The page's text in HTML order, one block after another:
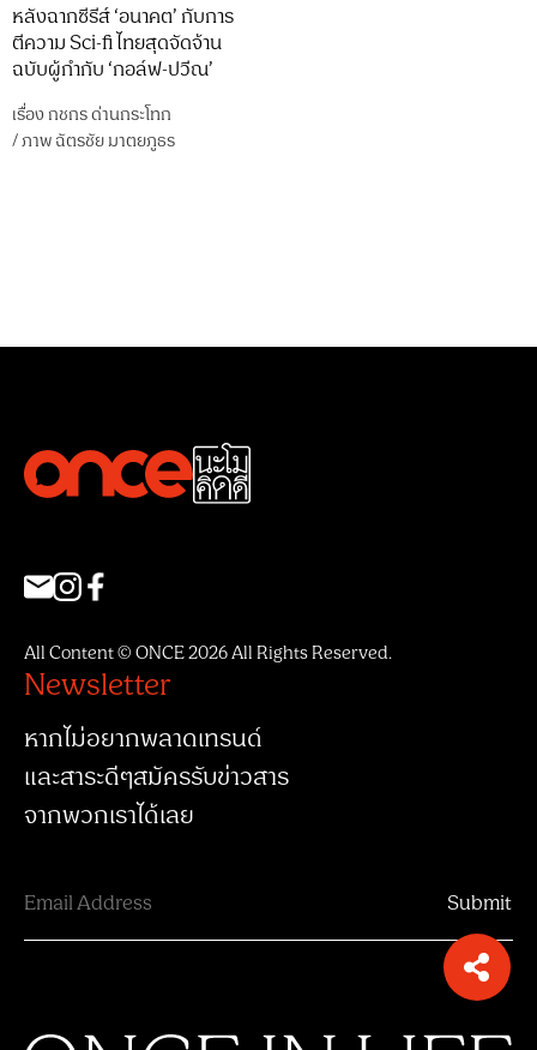
หลังฉากซีรีส์ ‘อนาคต’ กับการ
ตีความ Sci-fi ไทยสุดจัดจ้าน
ฉบับผู้กำกับ ‘กอล์ฟ-ปวีณ’
เรื่อง กชกร ด่านกระโทก
/ภาพฉัตรชัย มาตยภูธร
All Content © ONCE 2026 All Rights Reserved.
Newsletter
หากไม่อยากพลาดเทรนด์
และสาระดีๆสมัครรับข่าวสาร
จากพวกเราได้เลย